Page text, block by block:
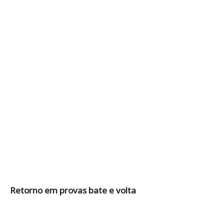
Retorno em provas bate e volta